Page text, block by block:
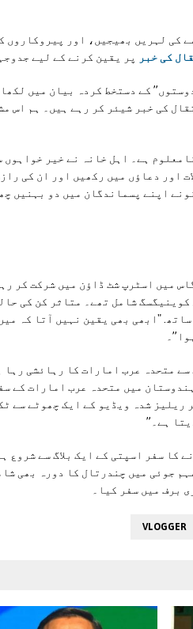
کی لہریں بھیجیں، اور پیروکاروں
کی خبر پر یقین کرنے کے لیے
کے دستخط کردہ بیان میں
کی خبر شیئر کر رہے ہیں۔ ہم اس
نامعلوم ہے۔ اہل خانہ نے خیر
اور دعاؤں میں رکھیں اور ان کی
اپنے پسماندگان میں دو بہنیں
میں اسٹرپ شٹ ڈاؤن میں شرکت کر
شامل تھے۔ متاثر کن کی
"ابھی بھی یقین نہیں آتا کہ
میں متحدہ عرب امارات کے
ریلیز شدہ ویڈیو کے ایک چھوٹے سے
ہے۔”
کا سفر اسپتی کے ایک بلاگ سے شروع
جوئی میں چندرتال کا دورہ بھی
برف میں سفر کیا۔
VLOGGER